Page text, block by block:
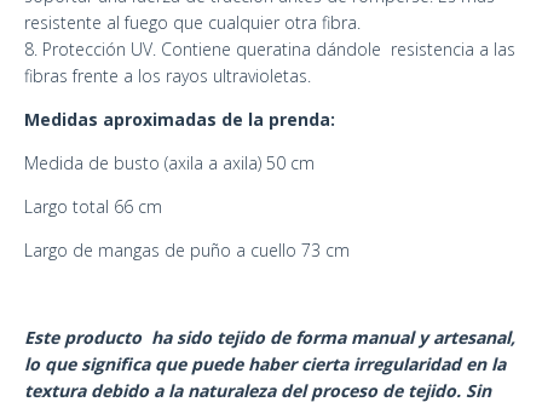
resistente al fuego que cualquier otra fibra.
8. Protección UV. Contiene queratina dándole resistencia a las
fibras frente a los rayos ultravioletas.
Medidas aproximadas de la prenda:
Medida de busto (axila a axila) 50 cm
Largo total 66 cm
Largo de mangas de puño a cuello 73 cm
Este producto ha sido tejido de forma manual y artesanal,
lo que significa que puede haber cierta irregularidad en la
textura debido a la naturaleza del proceso de tejido. Sin